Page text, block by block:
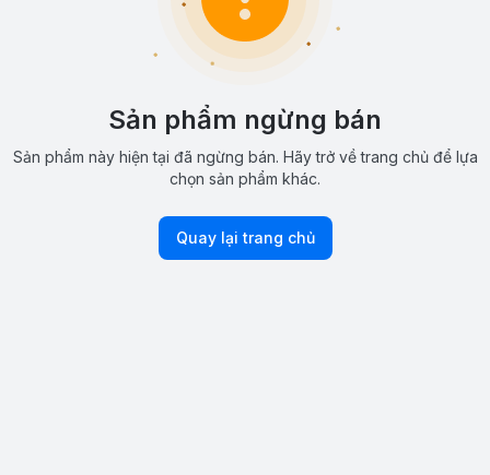
Sản phẩm ngừng bán
Sản phẩm này hiện tại đã ngừng bán. Hãy trở về trang chủ để lựa
chọn sản phẩm khác.
Quay lại trang chủ